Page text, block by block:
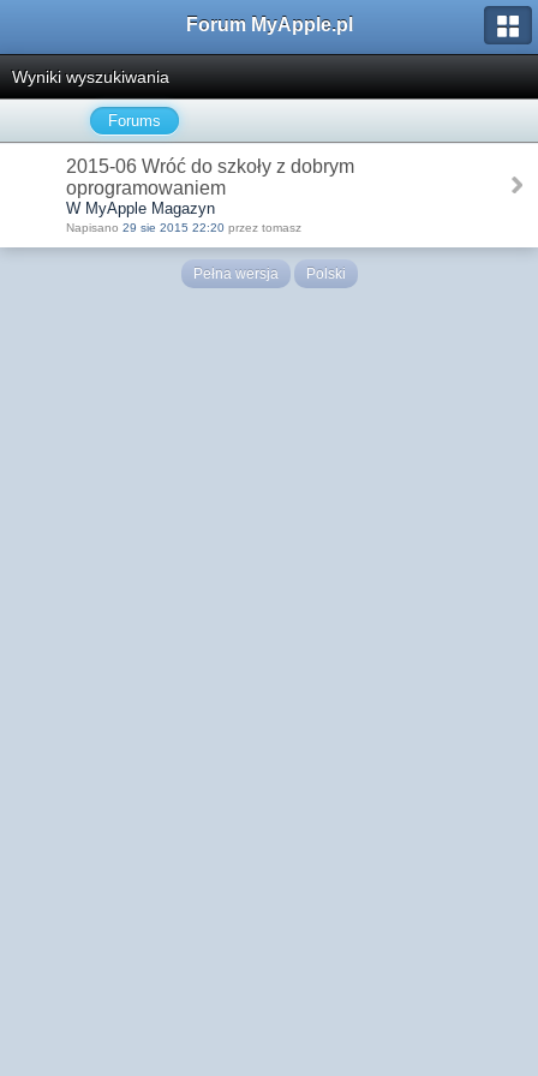
Forum MyApple.pl
Wyniki wyszukiwania
Forums
2015-06 Wróć do szkoły z dobrym
oprogramowaniem
W MyApple Magazyn
Napisano 29 sie 2015 22:20 przez tomasz
Pełna wersja Polski